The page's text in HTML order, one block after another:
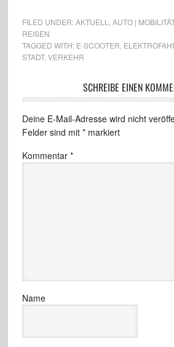
FILED UNDER:AKTUELL,AUTO | MOBILITÄT
REISEN
TAGGED WITH: E-SCOOTER,
STADT,VERKEHR
SCHREIBE EINEN
Deine E-Mail-Adresse wird nicht
Felder sind mit *markiert
Kommentar *
Name